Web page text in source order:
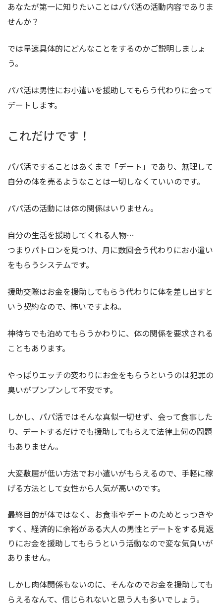
あなたが第一に知りたいことはパパ活の活動内容でありま
せんか？
では早速具体的にどんなことをするのかご説明しましょ
う。
パパ活は男性にお小遣いを援助してもらう代わりに会って
デートします。
これだけです！
パパ活ですることはあくまで「デート」であり、無理して
自分の体を売るようなことは一切しなくていいのです。
パパ活の活動には体の関係はいりません。
自分の生活を援助してくれる人物…
つまりパトロンを見つけ、月に数回会う代わりにお小遣い
をもらうシステムです。
援助交際はお金を援助してもらう代わりに体を差し出すと
いう契約なので、怖いですよね。
神待ちでも泊めてもらうかわりに、体の関係を要求される
こともあります。
やっぱりエッチの変わりにお金をもらうというのは犯罪の
臭いがプンプンして不安です。
しかし、パパ活ではそんな真似一切せず、会って食事した
り、デートするだけでも援助してもらえて法律上何の問題
もありません。
大変敷居が低い方法でお小遣いがもらえるので、手軽に稼
げる方法として女性から人気が高いのです。
最終目的が体ではなく、お食事やデートのためとっつきや
すく、経済的に余裕がある大人の男性とデートをする見返
りにお金を援助してもらうという活動なので変な気負いが
ありません。
しかし肉体関係もないのに、そんなのでお金を援助しても
らえるなんて、信じられないと思う人も多いでしょう。